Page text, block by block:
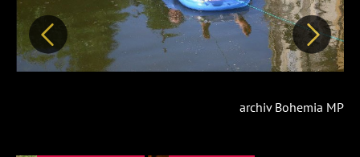
Předchozí Další
archiv Bohemia MP